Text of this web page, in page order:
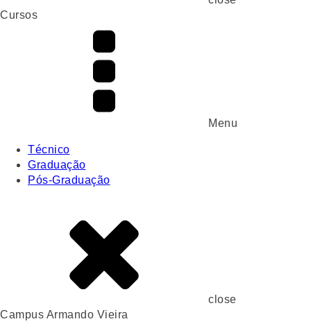
Cursos
Menu
Técnico
Graduação
Pós-Graduação
close
Campus Armando Vieira